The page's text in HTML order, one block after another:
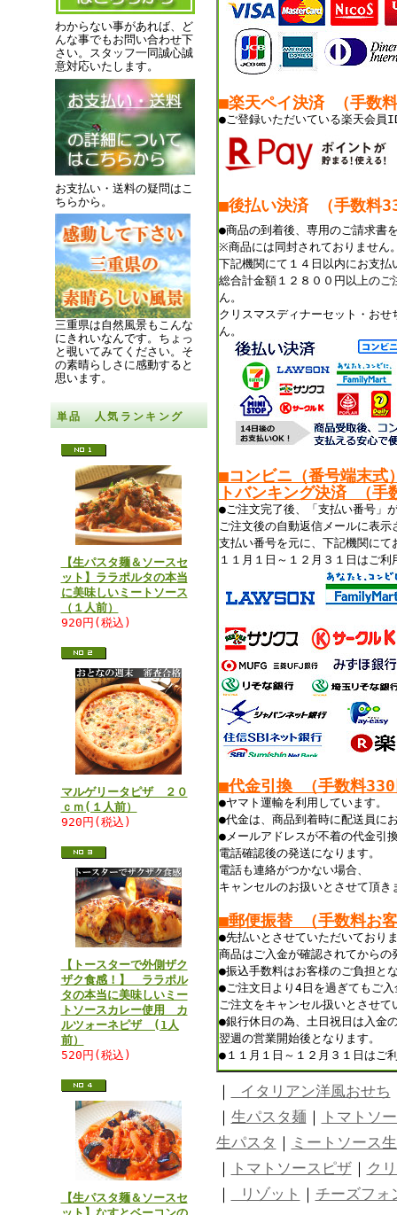
わからない事があれば、ど
んな事でもお問い合わせ下
さい。スタッフ一同誠心誠
意対応いたします。
お支払い・送料の疑問はこ
ちらから。
三重県は自然風景もこんな
にきれいなんです。 ちょっ
と覗いてみてください。 そ
の素晴らしさに感動すると
思います。
単品 人気ランキング
【生パスタ麺＆ソースセ
ット】ララポルタの本当
に美味しいミートソース
（１人前）
920円(税込)
マルゲリータピザ ２０
ｃｍ(１人前）
920円(税込)
【トースターで外側ザク
ザク食感！】 ララポル
タの本当に美味しいミー
トソースカレー使用 カ
ルツォーネピザ (1人
前）
520円(税込)
【生パスタ麺＆ソースセ
■楽天ペイ決済 （手数
●ご登録いただいている楽天会員
■後払い決済 （手数料
●商品の到着後、専用のご請求書
※商品には同封されておりません
下記機関にて１４日以内にお支払
総合計金額１２８００円以上のご
ん。
クリスマスディナーセット・おせ
ん。
■コンビニ（番号端末式
トバンキング決済 （手
●ご注文完了後、「支払い番号」
ご注文後の自動返信メールに表示
支払い番号を元に、下記機関にて
１１月１日～１２月３１日はご利
■代金引換 （手数料
●ヤマト運輸を利用しています。
●代金は、商品到着時に配送員に
●メールアドレスが不着の代金引
電話確認後の発送になります。
電話も連絡がつかない場合、
キャンセルのお扱いとさせて頂き
■郵便振替 （手数料お
●先払いとさせていただいており
商品はご入金が確認されてからの
●振込手数料はお客様のご負担と
●ご注文日より4日を過ぎてもご
ご注文をキャンセル扱いとさせて
●銀行休日の為、土日祝日は入金
翌週の営業開始後となります。
●１１月１日～１２月３１日はご
｜ イタリアン洋風おせち
｜ 生パスタ麺 ｜
トマトソ
生パスタ ｜ ミートソース
｜
トマトソースピザ｜ ク
｜
リゾット ｜ チーズフォ